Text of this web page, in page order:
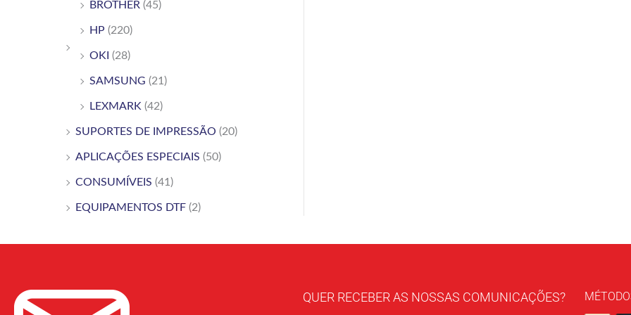
BROTHER (45)
HP (220)
OKI (28)
SAMSUNG (21)
LEXMARK (42)
SUPORTES DE IMPRESSÃO (20)
APLICAÇÕES ESPECIAIS (50)
CONSUMÍVEIS (41)
EQUIPAMENTOS DTF (2)
QUER RECEBER AS NOSSAS COMUNICAÇÕES?